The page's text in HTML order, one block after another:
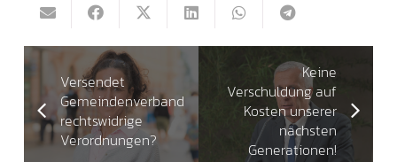
Versendet
Gemeindenverband
rechtswidrige
Verordnungen?
Keine
Verschuldung auf
Kosten unserer
nächsten
Generationen!